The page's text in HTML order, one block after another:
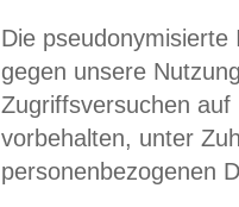
Die
gegen unsere
Zugriffsversuchen
vorbehalten, unter
personenbezogenen